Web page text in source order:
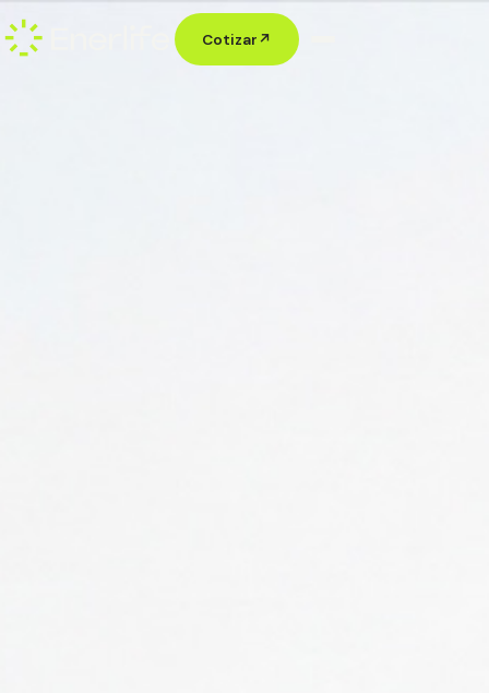
Cotizar↗